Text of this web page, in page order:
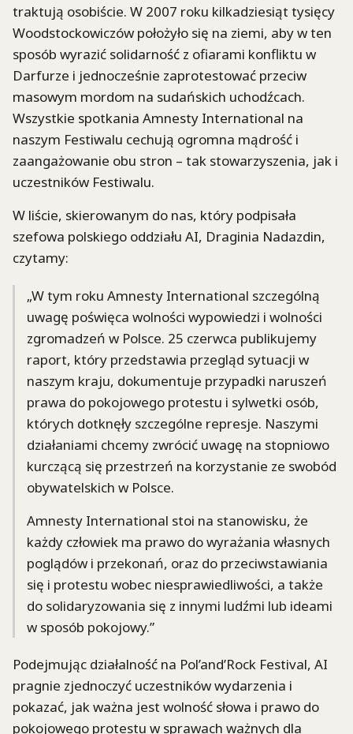
traktują osobiście. W 2007 roku kilkadziesiąt tysięcy
Woodstockowiczów położyło się na ziemi, aby w ten
sposób wyrazić solidarność z ofiarami konfliktu w
Darfurze i jednocześnie zaprotestować przeciw
masowym mordom na sudańskich uchodźcach.
Wszystkie spotkania Amnesty International na
naszym Festiwalu cechują ogromna mądrość i
zaangażowanie obu stron – tak stowarzyszenia, jak i
uczestników Festiwalu.
W liście, skierowanym do nas, który podpisała
szefowa polskiego oddziału AI, Draginia Nadazdin,
czytamy:
„W tym roku Amnesty International szczególną
uwagę poświęca wolności wypowiedzi i wolności
zgromadzeń w Polsce. 25 czerwca publikujemy
raport, który przedstawia przegląd sytuacji w
naszym kraju, dokumentuje przypadki naruszeń
prawa do pokojowego protestu i sylwetki osób,
których dotknęły szczególne represje. Naszymi
działaniami chcemy zwrócić uwagę na stopniowo
kurczącą się przestrzeń na korzystanie ze swobód
obywatelskich w Polsce.
Amnesty International stoi na stanowisku, że
każdy człowiek ma prawo do wyrażania własnych
poglądów i przekonań, oraz do przeciwstawiania
się i protestu wobec niesprawiedliwości, a także
do solidaryzowania się z innymi ludźmi lub ideami
w sposób pokojowy.”
Podejmując działalność na Pol’and’Rock Festival, AI
pragnie zjednoczyć uczestników wydarzenia i
pokazać, jak ważna jest wolność słowa i prawo do
pokojowego protestu w sprawach ważnych dla